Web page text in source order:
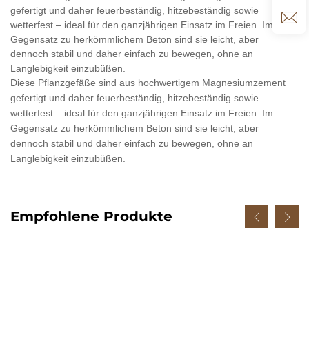
gefertigt und daher feuerbeständig, hitzebeständig sowie
wetterfest – ideal für den ganzjährigen Einsatz im Freien. Im
Gegensatz zu herkömmlichem Beton sind sie leicht, aber
dennoch stabil und daher einfach zu bewegen, ohne an
Langlebigkeit einzubüßen.
Diese Pflanzgefäße sind aus hochwertigem Magnesiumzement
gefertigt und daher feuerbeständig, hitzebeständig sowie
wetterfest – ideal für den ganzjährigen Einsatz im Freien. Im
Gegensatz zu herkömmlichem Beton sind sie leicht, aber
dennoch stabil und daher einfach zu bewegen, ohne an
Langlebigkeit einzubüßen.
Empfohlene Produkte